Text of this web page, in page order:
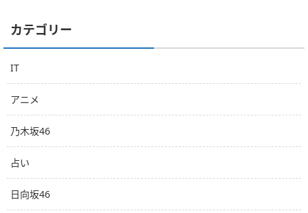
カテゴリー
IT
アニメ
乃木坂46
占い
日向坂46